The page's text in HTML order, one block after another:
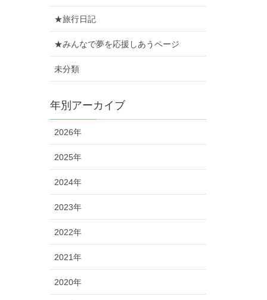
★旅行日記
★みんなで夢を応援しあうページ
未分類
年別アーカイブ
2026年
2025年
2024年
2023年
2022年
2021年
2020年